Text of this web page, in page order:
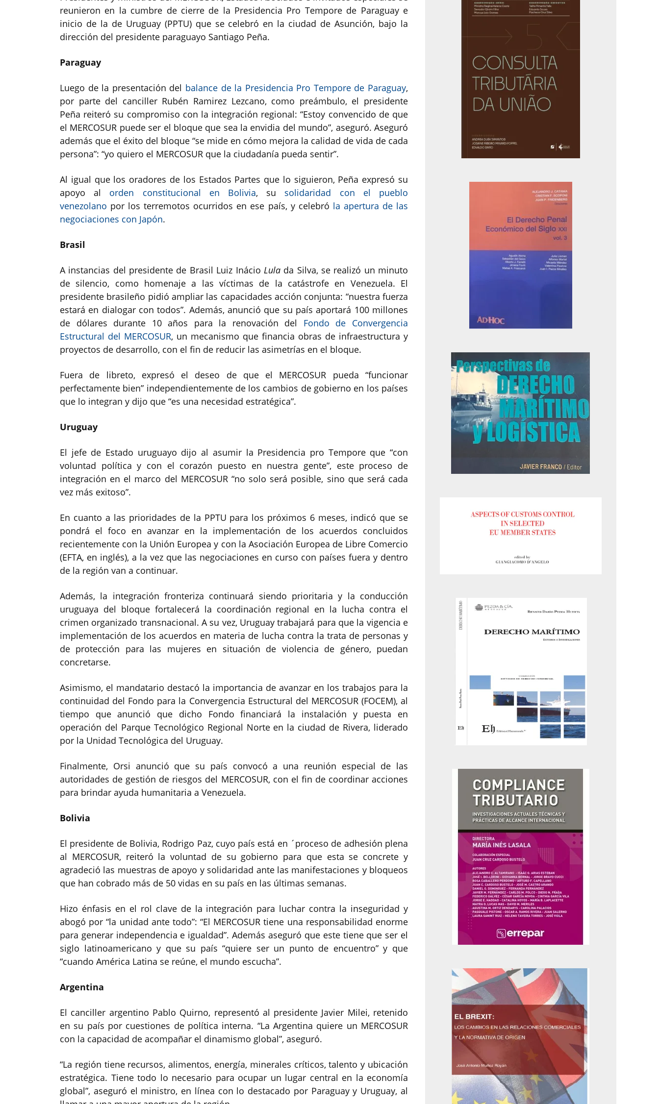
reunieron en la cumbre de cierre de la Presidencia Pro Tempore de Paraguay e
inicio de la de Uruguay (PPTU) que se celebró en la ciudad de Asunción, bajo la
dirección del presidente paraguayo Santiago Peña.
Paraguay
Luego de la presentación del balance de la Presidencia Pro Tempore de Paraguay,
por parte del canciller Rubén Ramirez Lezcano, como preámbulo, el presidente
Peña reiteró su compromiso con la integración regional: “Estoy convencido de que
el MERCOSUR puede ser el bloque que sea la envidia del mundo”, aseguró. Aseguró
además que el éxito del bloque “se mide en cómo mejora la calidad de vida de cada
persona”: “yo quiero el MERCOSUR que la ciudadanía pueda sentir”.
Al igual que los oradores de los Estados Partes que lo siguieron, Peña expresó su
apoyo al orden constitucional en Bolivia, su solidaridad con el pueblo
venezolano por los terremotos ocurridos en ese país, y celebró la apertura de las
negociaciones con Japón.
Brasil
A instancias del presidente de Brasil Luiz Inácio Lulada Silva, se realizó un minuto
de silencio, como homenaje a las víctimas de la catástrofe en Venezuela. El
presidente brasileño pidió ampliar las capacidades acción conjunta: “nuestra fuerza
estará en dialogar con todos”. Además, anunció que su país aportará 100 millones
de dólares durante 10 años para la renovación del Fondo de Convergencia
Estructural del MERCOSUR, un mecanismo que financia obras de infraestructura y
proyectos de desarrollo, con el fin de reducir las asimetrías en el bloque.
Fuera de libreto, expresó el deseo de que el MERCOSUR pueda “funcionar
perfectamente bien” independientemente de los cambios de gobierno en los países
que lo integran y dijo que “es una necesidad estratégica”.
Uruguay
El jefe de Estado uruguayo dijo al asumir la Presidencia pro Tempore que “con
voluntad política y con el corazón puesto en nuestra gente”, este proceso de
integración en el marco del MERCOSUR “no solo será posible, sino que será cada
vez más exitoso”.
En cuanto a las prioridades de la PPTU para los próximos 6 meses, indicó que se
pondrá el foco en avanzar en la implementación de los acuerdos concluidos
recientemente con la Unión Europea y con la Asociación Europea de Libre Comercio
(EFTA, en inglés), a la vez que las negociaciones en curso con países fuera y dentro
de la región van a continuar.
Además, la integración fronteriza continuará siendo prioritaria y la conducción
uruguaya del bloque fortalecerá la coordinación regional en la lucha contra el
crimen organizado transnacional. A su vez, Uruguay trabajará para que la vigencia e
implementación de los acuerdos en materia de lucha contra la trata de personas y
de protección para las mujeres en situación de violencia de género, puedan
concretarse.
Asimismo, el mandatario destacó la importancia de avanzar en los trabajos para la
continuidad del Fondo para la Convergencia Estructural del MERCOSUR (FOCEM), al
tiempo que anunció que dicho Fondo financiará la instalación y puesta en
operación del Parque Tecnológico Regional Norte en la ciudad de Rivera, liderado
por la Unidad Tecnológica del Uruguay.
Finalmente, Orsi anunció que su país convocó a una reunión especial de las
autoridades de gestión de riesgos del MERCOSUR, con el fin de coordinar acciones
para brindar ayuda humanitaria a Venezuela.
Bolivia
El presidente de Bolivia, Rodrigo Paz, cuyo país está en ´proceso de adhesión plena
al MERCOSUR, reiteró la voluntad de su gobierno para que esta se concrete y
agradeció las muestras de apoyo y solidaridad ante las manifestaciones y bloqueos
que han cobrado más de 50 vidas en su país en las últimas semanas.
Hizo énfasis en el rol clave de la integración para luchar contra la inseguridad y
abogó por “la unidad ante todo”: “El MERCOSUR tiene una responsabilidad enorme
para generar independencia e igualdad”. Además aseguró que este tiene que ser el
siglo latinoamericano y que su país “quiere ser un punto de encuentro” y que
“cuando América Latina se reúne, el mundo escucha”.
Argentina
El canciller argentino Pablo Quirno, representó al presidente Javier Milei, retenido
en su país por cuestiones de política interna. “La Argentina quiere un MERCOSUR
con la capacidad de acompañar el dinamismo global”, aseguró.
“La región tiene recursos, alimentos, energía, minerales críticos, talento y ubicación
estratégica. Tiene todo lo necesario para ocupar un lugar central en la economía
global”, aseguró el ministro, en línea con lo destacado por Paraguay y Uruguay, al